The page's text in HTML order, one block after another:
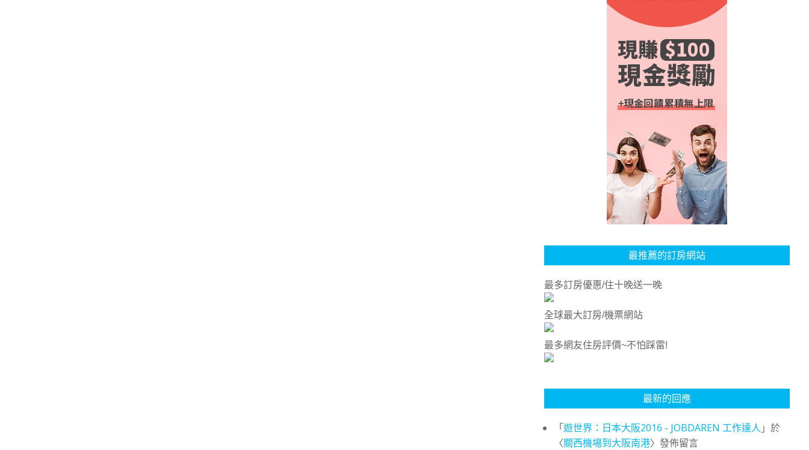
最推薦的訂房網站
最多訂房優惠/住十晚送一晚
全球最大訂房/機票網站
最多網友住房評價~不怕踩雷!
最新的回應
「遊世界：日本大阪2016 - JOBDAREN 工作達人 」於
〈關西機場到大阪南港〉發佈留言